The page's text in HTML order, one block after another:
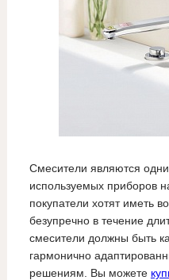
Смесители являются
используемых приборов
покупатели хотят иметь
безупречно в течение
смесители должны быть
гармонично
решениям. Вы можете